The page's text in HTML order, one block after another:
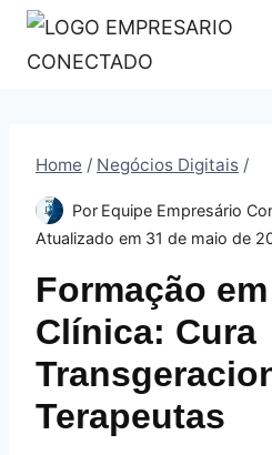
Pular
para
Home / Negócios Digitais /
Por Equipe Empresário
Atualizado em 31 de maio de
Formação
Clínica: Cura
Terapeutas